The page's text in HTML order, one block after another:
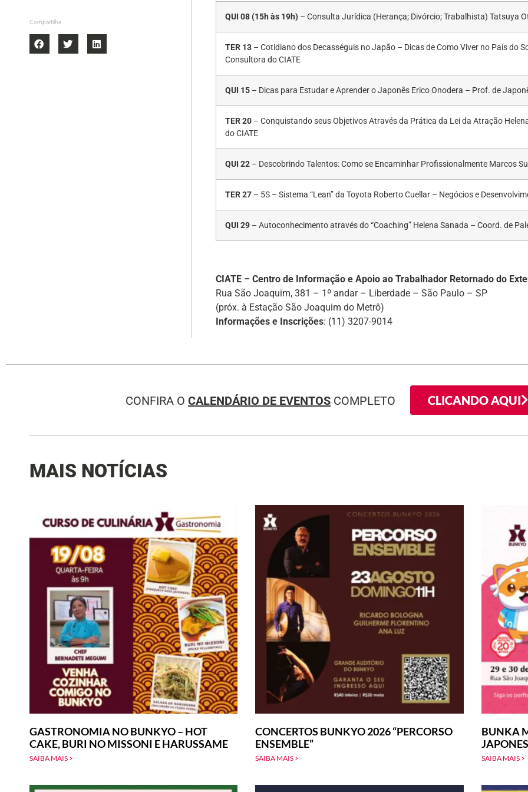
Compartilhe
QUI 08 (15h às 19h) – Consulta Jurídica (Herança; Divórcio; Trabalhista) Tatsuya
TER 13 – Cotidiano dos Decasséguis no Japão – Dicas de Como Viver no País do
Consultora do CIATE
QUI 15 – Dicas para Estudar e Aprender o Japonês Erico Onodera – Prof. de
TER 20 – Conquistando seus Objetivos Através da Prática da Lei da Atração
do CIATE
QUI 22 – Descobrindo Talentos: Como se Encaminhar Profissionalmente Marcos
TER 27 – 5S – Sistema “Lean” da Toyota Roberto Cuellar – Negócios e
QUI 29 – Autoconhecimento através do “Coaching” Helena Sanada – Coord. de
CIATE – Centro de Informação e Apoio ao Trabalhador Retornado do
Rua São Joaquim, 381 – 1º andar – Liberdade – São Paulo – SP
(próx. à Estação São Joaquim do Metrô)
Informações e Inscrições: (11) 3207-9014
CONFIRA O CALENDÁRIO DE EVENTOS COMPLETO CLICANDO AQUI
MAIS NOTÍCIAS
GASTRONOMIA NO BUNKYO – HOT
CAKE, BURI NO MISSONI E HARUSSAME
SAIBA MAIS >
CONCERTOS BUNKYO 2026 “PERCORSO
ENSEMBLE”
SAIBA MAIS >
BUNKA
SAIBA MAIS >